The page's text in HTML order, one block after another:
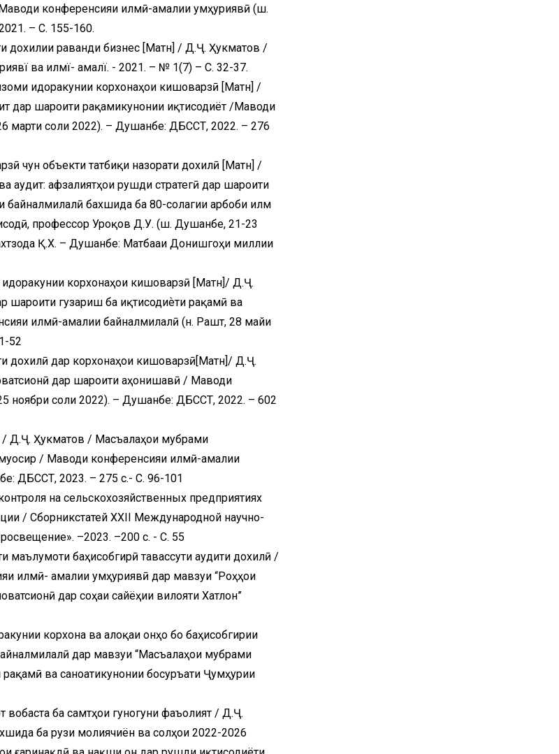
конференсияи илмӣ-амалии ҷумҳуриявӣ (ш.
– С. 155-160.
дохилии раванди бизнес [Матн] / Д.Ҷ. Ҳукматов /
ва илмї- амалї. - 2021. – № 1(7) – С. 32-37.
идоракунии корхонаҳои кишоварзӣ [Матн] /
дар шароити рақамикунонии иқтисодиёт /Маводи
марти соли 2022). – Душанбе: ДБССТ, 2022. – 276
чун объекти татбиқи назорати дохилӣ [Матн] /
аудит: афзалиятҳои рушди стратегӣ дар шароити
бахшида ба 80-солагии арбоби илм
профессор Уроқов Д.У. (ш. Душанбе, 21-23
Қ.Х. – Душанбе: Матбааи Донишгоҳи миллии
корхонаҳои кишоварзӣ [Матн]/ Д.Ҷ.
шароити гузариш ба иқтисодиѐти рақамӣ ва
илмӣ-амалии байналмилалӣ (н. Рашт, 28 майи
52
дохилӣ дар корхонаҳои кишоварзӣ[Матн]/ Д.Ҷ.
дар шароити ҷаҳонишавӣ / Маводи
ноябри соли 2022). – Душанбе: ДБССТ, 2022. – 602
/ Д.Ҷ. Ҳукматов / Масъалаҳои мубрами
/ Маводи конференсияи илмӣ-амалии
ДБССТ, 2023. – 275 с.- С. 96-101
на сельскохозяйственных предприятиях
/ Сборникстатей XXII Международной научно-
–2023. –200 с. - С. 55
баҳисобгирӣ тавассути аудити дохилӣ /
илмӣ- амалии ҷумҳуриявӣ дар мавзуи “Роҳҳои
дар соҳаи сайёҳии вилояти Хатлон”
корхона ва алоқаи онҳо бо баҳисобгирии
дар мавзуи “Масъалаҳои мубрами
ва саноатикунонии босуръати Ҷумҳурии
ба самтҳои гуногуни фаъолият / Д.Ҷ.
ба рузи молиячиён ва солҳои 2022-2026